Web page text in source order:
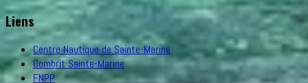
Liens
Centre Nautique de Sainte-Marine
Combrit Sainte-Marine
FNPP